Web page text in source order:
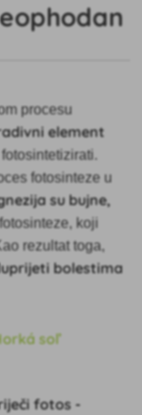
procesu
element
fotosinteze u
su bujne,
koji
rezultat toga,
bolestima
fotos -